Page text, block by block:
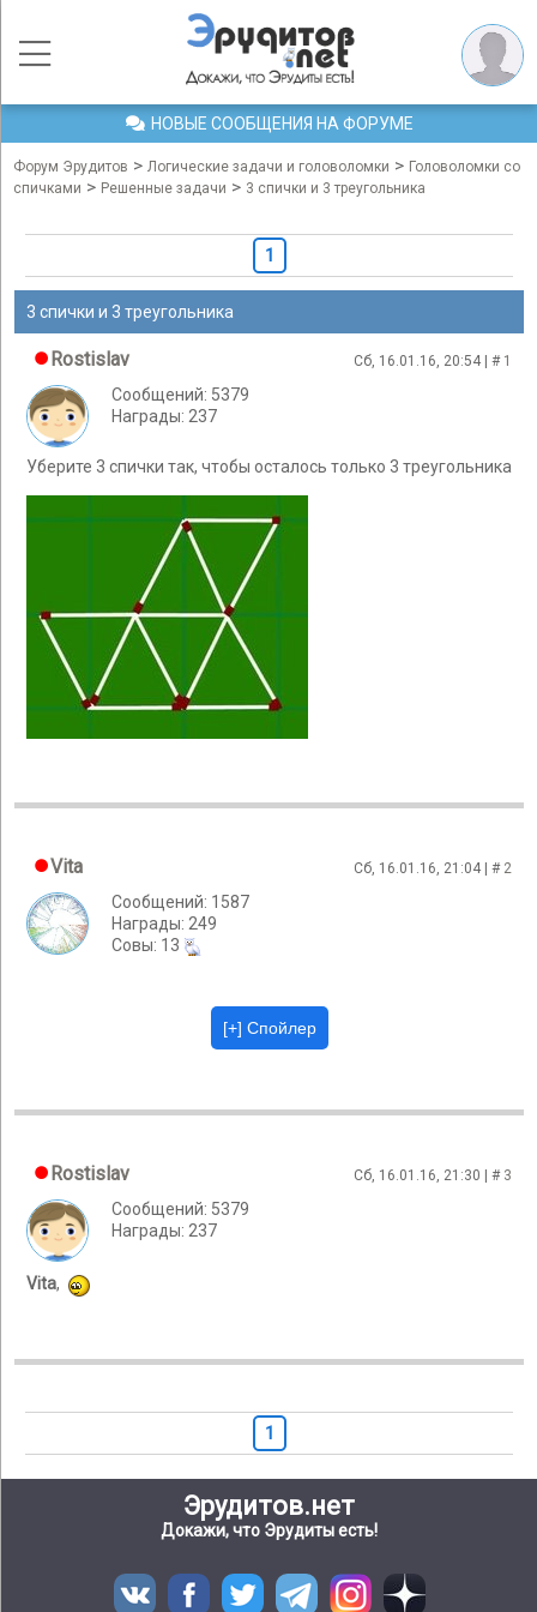
НОВЫЕ СООБЩЕНИЯ НА ФОРУМЕ
Форум Эрудитов > Логические задачи и головоломки > Головоломки со
спичками > Решенные задачи > 3 спички и 3 треугольника
1
3 спички и 3 треугольника
Rostislav Сб, 16.01.16, 20:54 | # 1
Сообщений: 5379
Награды: 237
Уберите 3 спички так, чтобы осталось только 3 треугольника
Vita Сб, 16.01.16, 21:04 | # 2
Сообщений: 1587
Награды: 249
Cовы: 13
Rostislav Сб, 16.01.16, 21:30 | # 3
Сообщений: 5379
Награды: 237
Vita,
1
Эрудитов.нет
Докажи, что Эрудиты есть!